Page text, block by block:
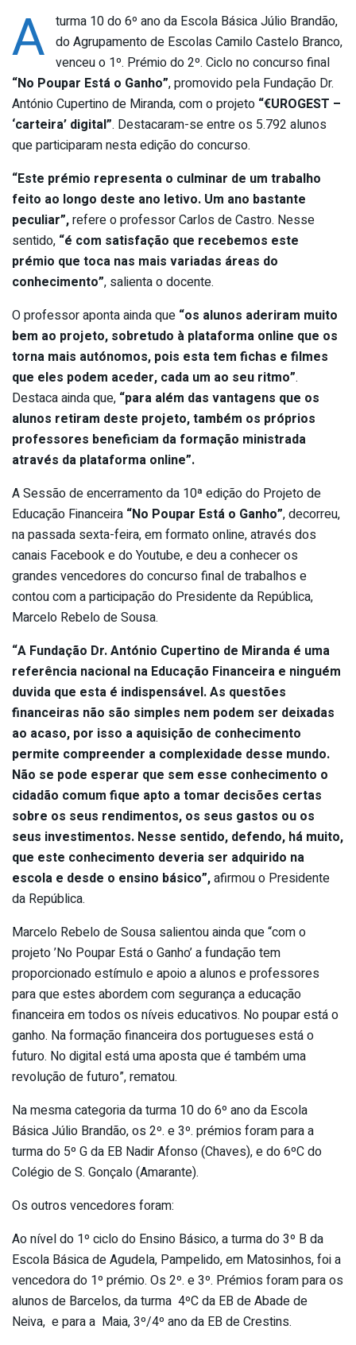
A turma 10 do 6º ano da Escola Básica Júlio Brandão,
do Agrupamento de Escolas Camilo Castelo Branco,
venceu o 1º. Prémio do 2º. Ciclo no concurso final
“No Poupar Está o Ganho”, promovido pela Fundação Dr.
António Cupertino de Miranda, com o projeto “€UROGEST –
‘carteira’ digital”. Destacaram-se entre os 5.792 alunos
que participaram nesta edição do concurso.
“Este prémio representa o culminar de um trabalho
feito ao longo deste ano letivo. Um ano bastante
peculiar”,refere o professor Carlos de Castro. Nesse
sentido, “é com satisfação que recebemos este
prémio que toca nas mais variadas áreas do
conhecimento”, salienta o docente.
O professor aponta ainda que “os alunos aderiram muito
bem ao projeto, sobretudo à plataforma online que os
torna mais autónomos, pois esta tem fichas e filmes
que eles podem aceder, cada um ao seu ritmo”.
Destaca ainda que, “para além das vantagens que os
alunos retiram deste projeto, também os próprios
professores beneficiam da formação ministrada
através da plataforma online”.
A Sessão de encerramento da 10ª edição do Projeto de
Educação Financeira “No Poupar Está o Ganho”, decorreu,
na passada sexta-feira, em formato online, através dos
canais Facebook e do Youtube, e deu a conhecer os
grandes vencedores do concurso final de trabalhos e
contou com a participação do Presidente da República,
Marcelo Rebelo de Sousa.
“A Fundação Dr. António Cupertino de Miranda é uma
referência nacional na Educação Financeira e ninguém
duvida que esta é indispensável. As questões
financeiras não são simples nem podem ser deixadas
ao acaso, por isso a aquisição de conhecimento
permite compreender a complexidade desse mundo.
Não se pode esperar que sem esse conhecimento o
cidadão comum fique apto a tomar decisões certas
sobre os seus rendimentos, os seus gastos ou os
seus investimentos. Nesse sentido, defendo, há muito,
que este conhecimento deveria ser adquirido na
escola e desde o ensino básico”,afirmou o Presidente
da República.
Marcelo Rebelo de Sousa salientou ainda que “com o
projeto ’No Poupar Está o Ganho’ a fundação tem
proporcionado estímulo e apoio a alunos e professores
para que estes abordem com segurança a educação
financeira em todos os níveis educativos. No poupar está o
ganho. Na formação financeira dos portugueses está o
futuro. No digital está uma aposta que é também uma
revolução de futuro”, rematou.
Na mesma categoria da turma 10 do 6º ano da Escola
Básica Júlio Brandão, os 2º. e 3º. prémios foram para a
turma do 5º G da EB Nadir Afonso (Chaves), e do 6ºC do
Colégio de S. Gonçalo (Amarante).
Os outros vencedores foram:
Ao nível do 1º ciclo do Ensino Básico, a turma do 3º B da
Escola Básica de Agudela, Pampelido, em Matosinhos, foi a
vencedora do 1º prémio. Os 2º. e 3º. Prémios foram para os
alunos de Barcelos, da turma 4ºC da EB de Abade de
Neiva, e para a Maia, 3º/4º ano da EB de Crestins.